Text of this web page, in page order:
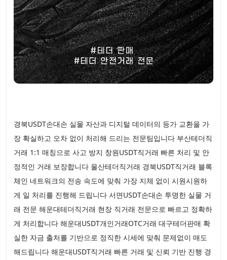
경북USDT손대손 실물 자산과 디지털 데이터의 등가 교환을 가
장 확실하고 오차 없이 처리해 드리는 전문팀입니다 부산테더직
거래 1:1 매칭으로 사고 방지 창원USDT직거래 빠른 처리 및 안
정적인 거래 보장합니다 울산테더직거래 경북USDT직거래 블록
체인 네트워크의 전송 속도에 맞춰 가장 지체 없이 시원시원하
게 일 처리를 진행해 드립니다 서면USDT손대손 투명한 실물 거
래 전문 해운대테더직거래 현장 직거래 전문으로 빠르고 정확하
게 처리합니다 해운대USDT개인거래OTC거래 대구테더판매 확
실한 자금 출처를 기반으로 정직한 시세에 맞춰 문제없이 매도
해드립니다 해운대USDT직거래 빠른 거래 및 신뢰 기반 진행 경